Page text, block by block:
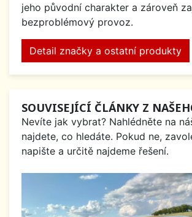
jeho původní charakter a zároveň
bezproblémový provoz.
Detail značky a ostatní produkty
SOUVISEJÍCÍ ČLÁNKY Z
Nevíte jak vybrat? Nahlédněte na
najdete, co hledáte. Pokud ne,
napište a určitě najdeme řešení.